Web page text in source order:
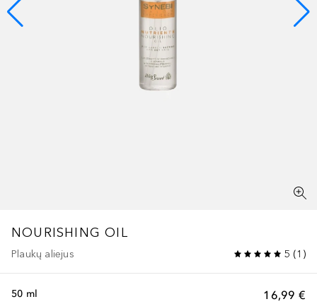
NOURISHING OIL
Plaukų aliejus 5 (1 )
16,99 €
50 ml